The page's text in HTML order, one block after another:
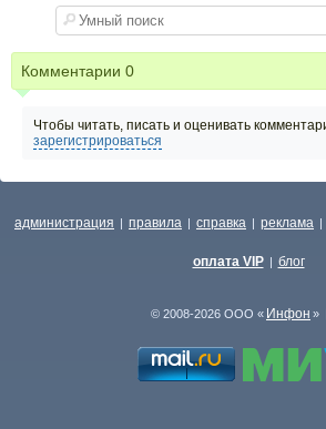
Комментарии 0
Чтобы читать, писать и оценивать
зарегистрироваться
администрация | правила | справка | реклама |
оплата VIP | блог
© 2008-2026 ООО « Инфон »